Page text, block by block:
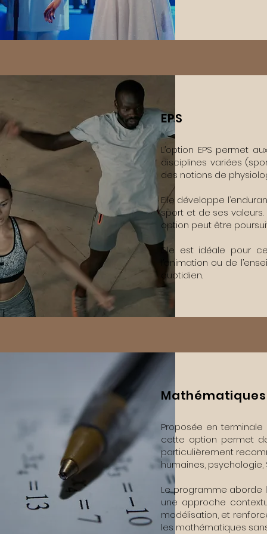
EPS
L’option EPS permet
disciplines variées
des notions de
Elle développe
sport et de ses
option peut être
Elle est idéale pour
l’animation ou de
quotidien.
Proposée en
cette option permet
particulièrement
humaines,
Le programme aborde
une approche
modélisation, et
les mathématiques